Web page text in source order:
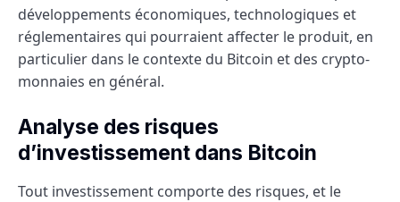
développements économiques, technologiques et
réglementaires qui pourraient affecter le produit, en
particulier dans le contexte du Bitcoin et des crypto-
monnaies en général.
Analyse des risques
d’investissement dans Bitcoin
Tout investissement comporte des risques, et le